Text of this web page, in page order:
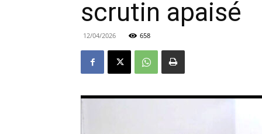
scrutin apaisé
12/04/2026 658